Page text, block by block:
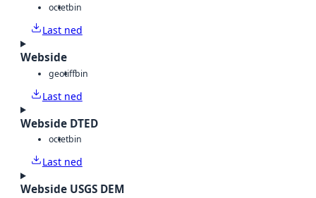
octetbin
Last ned
Webside
geotiffbin
Last ned
Webside DTED
octetbin
Last ned
Webside USGS DEM